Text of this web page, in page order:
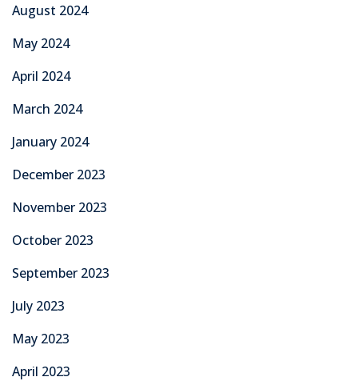
August 2024
May 2024
April 2024
March 2024
January 2024
December 2023
November 2023
October 2023
September 2023
July 2023
May 2023
April 2023